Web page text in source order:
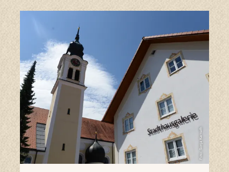
Foto: Sonja Karnath